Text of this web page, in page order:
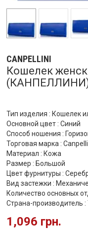
CANPELLINI
Кошелек
(КАНПЕЛЛИНИ)
Тип изделия : Кошелек
Основной цвет : Синий
Способ ношения :
Торговая марка :
Материал : Кожа
Размер : Большой
Цвет фурнитуры :
Вид застежки :
Количество основных
Страна-производитель :
1,096 грн.